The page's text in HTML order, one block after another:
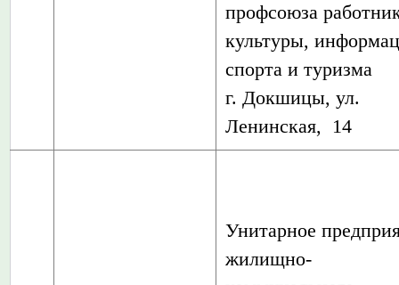
профсоюза
культуры,
спорта и туризма
г. Докшицы, ул.
Ленинская, 14
Унитарное
жилищно-